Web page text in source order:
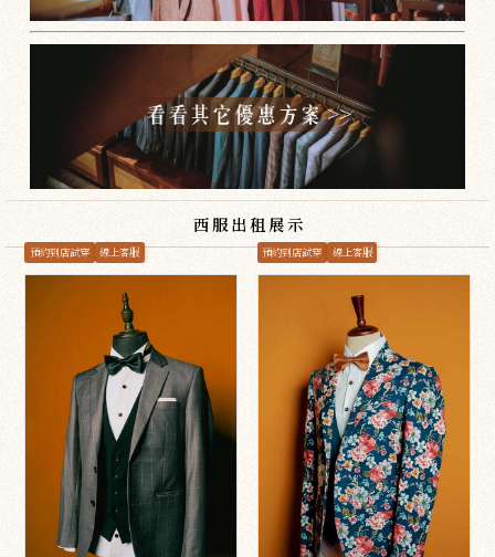
西服出租展示
預約到店試穿 線上客服 預約到店試穿 線上客服